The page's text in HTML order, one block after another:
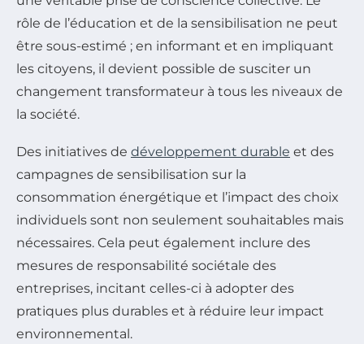
rôle de l’éducation et de la sensibilisation ne peut
être sous-estimé ; en informant et en impliquant
les citoyens, il devient possible de susciter un
changement transformateur à tous les niveaux de
la société.
Des initiatives de développement durable et des
campagnes de sensibilisation sur la
consommation énergétique et l’impact des choix
individuels sont non seulement souhaitables mais
nécessaires. Cela peut également inclure des
mesures de responsabilité sociétale des
entreprises, incitant celles-ci à adopter des
pratiques plus durables et à réduire leur impact
environnemental.